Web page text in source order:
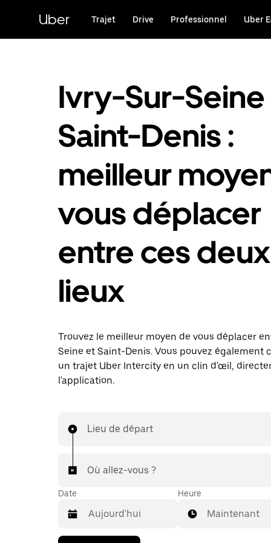
principal
Uber Trajet Drive Professionnel Uber
Ivry-Sur-
Saint-Denis :
meilleur
vous déplacer
entre ces deux
lieux
Trouvez le meilleur moyen de vous déplacer
Seine et Saint-Denis. Vous pouvez également
un trajet Uber Intercity en un clin d'œil,
l'application.
Lieu de départ
Où allez-vous ?
Date Heure
Maintenant